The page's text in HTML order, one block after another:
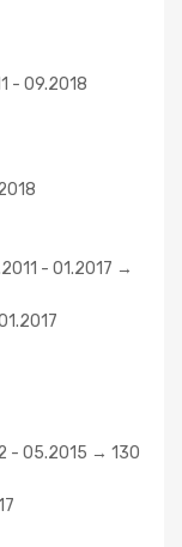
- 09.2018
- 01.2017 →
- 05.2015 → 130